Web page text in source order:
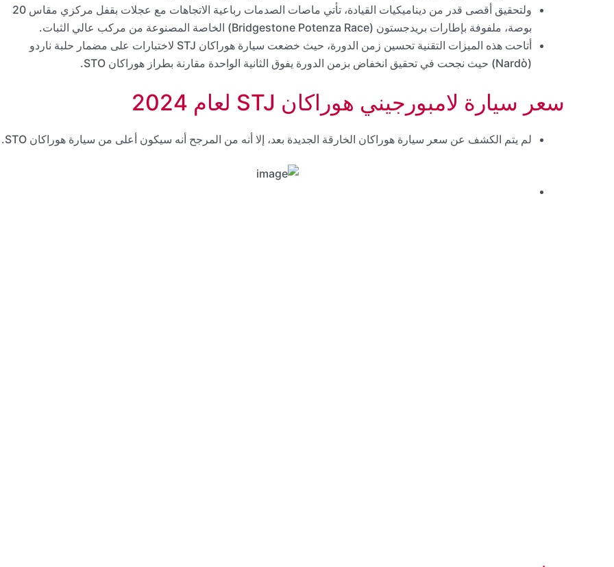
ولتحقيق أقصى قدر من ديناميكيات القيادة، تأتي ماصات الصدمات رباعية الاتجاهات مع عجلات بقفل مركزي مقاس 20
بوصة، ملفوفة بإطارات بريدجستون (Bridgestone Potenza Race) الخاصة المصنوعة من مركب عالي الثبات.
أتاحت هذه الميزات التقنية تحسين زمن الدورة، حيث خضعت سيارة هوراكان STJ لاختبارات على مضمار حلبة ناردو
(Nardò) حيث نجحت في تحقيق انخفاض بزمن الدورة يفوق الثانية الواحدة مقارنة بطراز هوراكان STO.
سعر سيارة لامبورجيني هوراكان STJ لعام 2024
لم يتم الكشف عن سعر سيارة هوراكان الخارقة الجديدة بعد، إلا أنه من المرجح أنه سيكون أعلى من سيارة هوراكان STO.